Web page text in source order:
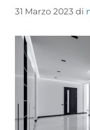
31 Marzo 2023 di